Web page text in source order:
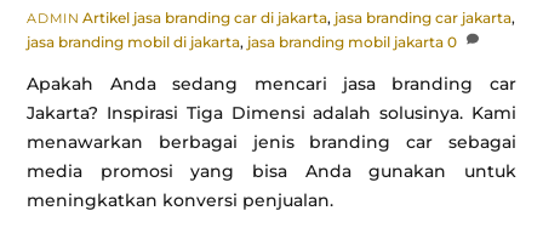
ADMIN Artikel jasa branding car di jakarta, jasa branding car jakarta,
jasa branding mobil di jakarta, jasa branding mobil jakarta 0
Apakah Anda sedang mencari jasa branding car
Jakarta? Inspirasi Tiga Dimensi adalah solusinya. Kami
menawarkan berbagai jenis branding car sebagai
media promosi yang bisa Anda gunakan untuk
meningkatkan konversi penjualan.